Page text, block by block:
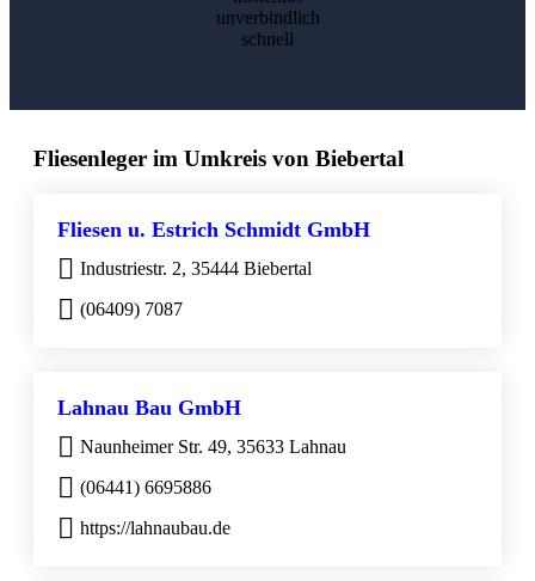
unverbindlich
schnell
Fliesenleger im Umkreis von Biebertal
Fliesen u. Estrich Schmidt GmbH
Industriestr. 2, 35444 Biebertal
(06409) 7087
Lahnau Bau GmbH
Naunheimer Str. 49, 35633 Lahnau
(06441) 6695886
https://lahnaubau.de